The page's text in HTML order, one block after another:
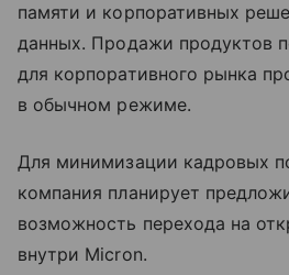
памяти и корпоративных
данных. Продажи продуктов
для корпоративного рынка
в обычном режиме.
Для минимизации кадровых
компания планирует
возможность перехода на
внутри Micron.